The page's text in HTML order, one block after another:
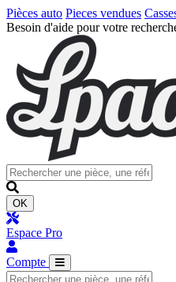
Pièces auto Pieces vendues
Besoin d'aide pour votre
OK
Espace Pro
Compte